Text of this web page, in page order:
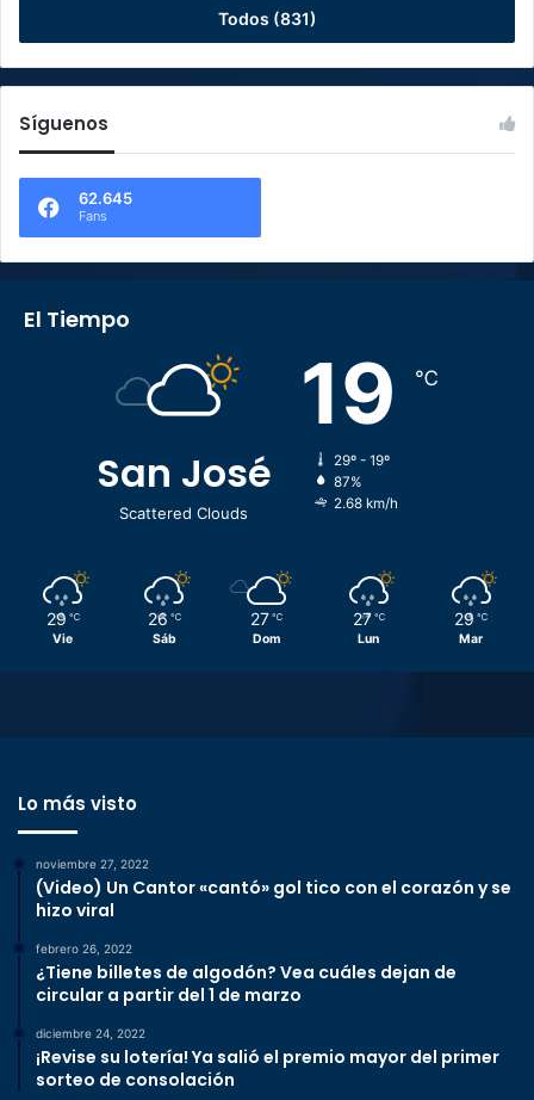
Todos (831)
Síguenos
62.645
Fans
El Tiempo
San José
Scattered Clouds
19 ℃
29º - 19º
87%
2.68 km/h
29 ℃
Vie
26 ℃
Sáb
27 ℃
Dom
27 ℃
Lun
29 ℃
Mar
Lo más visto
noviembre 27, 2022
(Video) Un Cantor «cantó» gol tico con el corazón y se
hizo viral
febrero 26, 2022
¿Tiene billetes de algodón? Vea cuáles dejan de
circular a partir del 1 de marzo
diciembre 24, 2022
¡Revise su lotería! Ya salió el premio mayor del primer
sorteo de consolación